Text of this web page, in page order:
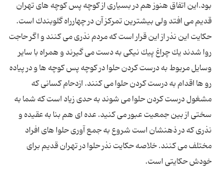
بود.این اتفاق هنوز هم در بسیاری از كوچه پس كوچه های تهران
حكایت این نذر از این قرار است كه مردم نذری می كنند و اگر حاجت
روا شدند یك چراغ پیك نیكی به دست می گیرند و همراه با سایر
وسایل مربوط به درست كردن حلوا در كوچه پس كوچه ها و در پیاده
رو ها اقدام به درست كردن حلوا می كنند. ازدحام كسانی كه
مشغول درست كردن حلوا می شوند به حدی زیاد است كه شما به
سختی از بین جمعیت عبور می كنید. عده ای هم بنا به عقیده و
نذری كه در ذهنشان است شروع به جمع آوری حلوا های افراد
مختلف می كنند. خلاصه حكایت نذر حلوا در تهران قدیم برای